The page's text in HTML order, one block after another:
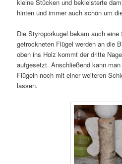
kleine Stücken und bekleisterte
hinten und immer auch schön um
Die Styroporkugel bekam auch
getrockneten Flügel werden an die
oben ins Holz kommt der dritte
aufgesetzt. Anschließend kann
Flügeln noch mit einer weiteren
lassen.